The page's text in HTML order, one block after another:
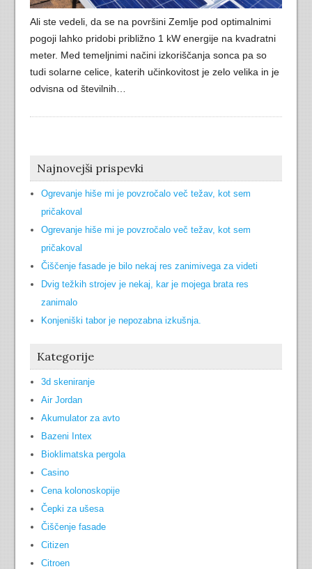
Ali ste vedeli, da se na površini Zemlje pod optimalnimi
pogoji lahko pridobi približno 1 kW energije na kvadratni
meter. Med temeljnimi načini izkoriščanja sonca pa so
tudi solarne celice, katerih učinkovitost je zelo velika in je
odvisna od številnih…
Najnovejši prispevki
Ogrevanje hiše mi je povzročalo več težav, kot sem
pričakoval
Ogrevanje hiše mi je povzročalo več težav, kot sem
pričakoval
Čiščenje fasade je bilo nekaj res zanimivega za videti
Dvig težkih strojev je nekaj, kar je mojega brata res
zanimalo
Konjeniški tabor je nepozabna izkušnja.
Kategorije
3d skeniranje
Air Jordan
Akumulator za avto
Bazeni Intex
Bioklimatska pergola
Casino
Cena kolonoskopije
Čepki za ušesa
Čiščenje fasade
Citizen
Citroen